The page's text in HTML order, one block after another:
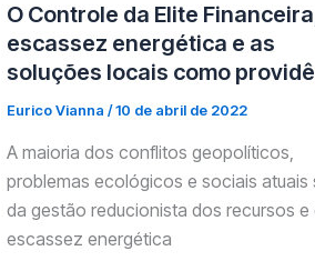
O Controle da Elite
escassez energética e as
soluções locais como
Eurico Vianna/10 de abril de 2022
A maioria dos conflitos geopolíticos,
problemas ecológicos e sociais atuais
da gestão reducionista dos recursos e
escassez energética